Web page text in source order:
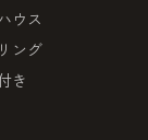
ウス
ング
き